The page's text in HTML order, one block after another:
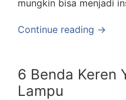
mungkin bisa menjadi
Continue reading →
6 Benda Keren
Lampu